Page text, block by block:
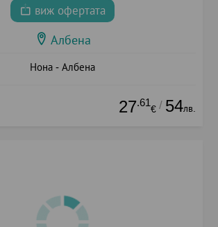
виж офертата
Албена
Нона - Албена
27.61
€ / 54лв.